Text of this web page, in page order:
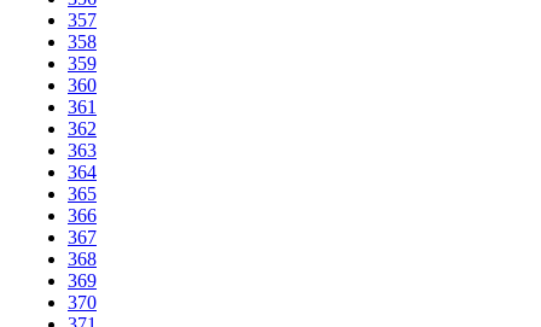
357
358
359
360
361
362
363
364
365
366
367
368
369
370